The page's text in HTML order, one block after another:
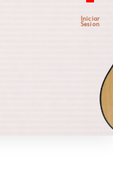
Iniciar
Sesion